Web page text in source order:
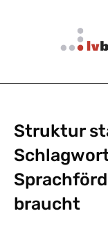
Struktur
braucht